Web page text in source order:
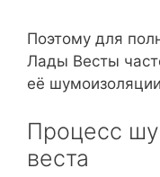
Поэтому для
Лады Весты
её
Процесс
веста